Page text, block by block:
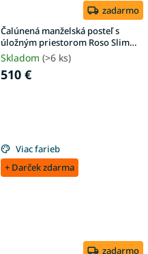
zadarmo
Čalúnená manželská posteľ s
úložným priestorom Roso Slim
180x200 - piesková
Skladom (>6 ks)
510 €
Viac farieb
+ Darček zdarma
zadarmo